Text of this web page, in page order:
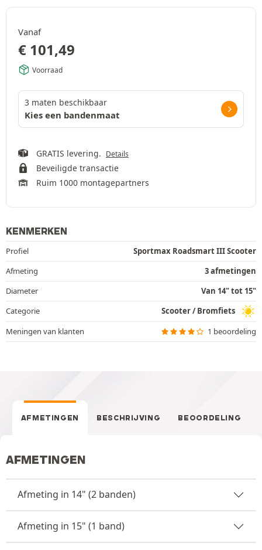
Vanaf
€ 101,49
Voorraad
3 maten beschikbaar
Kies een bandenmaat
GRATIS levering. Details
Beveiligde transactie
Ruim 1000 montagepartners
KENMERKEN
Profiel
Sportmax Roadsmart III Scooter
Afmeting
3 afmetingen
Diameter
Van 14" tot 15"
Categorie
Scooter / Bromfiets
Meningen van klanten
1 beoordeling
AFMETINGEN BESCHRIJVING BEOORDELING
AFMETINGEN
Afmeting in 14" (2 banden)
Afmeting in 15" (1 band)